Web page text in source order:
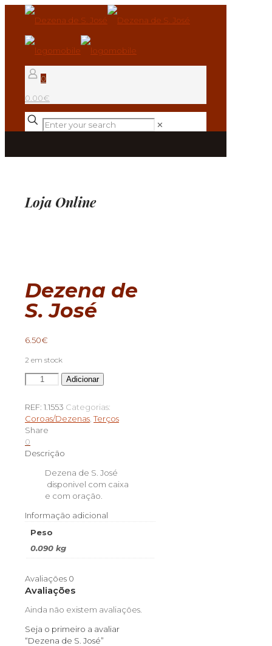
0
0.00€
✕
Loja Online
Dezena de
S. José
6.50€
2 em stock
Quantidade
de
de
S.
José
Adicionar
REF: 1.1553 Categorias:
Coroas/Dezenas ,Terços
Share
0
Descrição
Dezena de S. José
disponivel com caixa
e com oração.
Informação adicional
Peso
0.090 kg
Avaliações 0
Avaliações
Ainda não existem avaliações.
Seja o primeiro a avaliar
“Dezena de S. José”